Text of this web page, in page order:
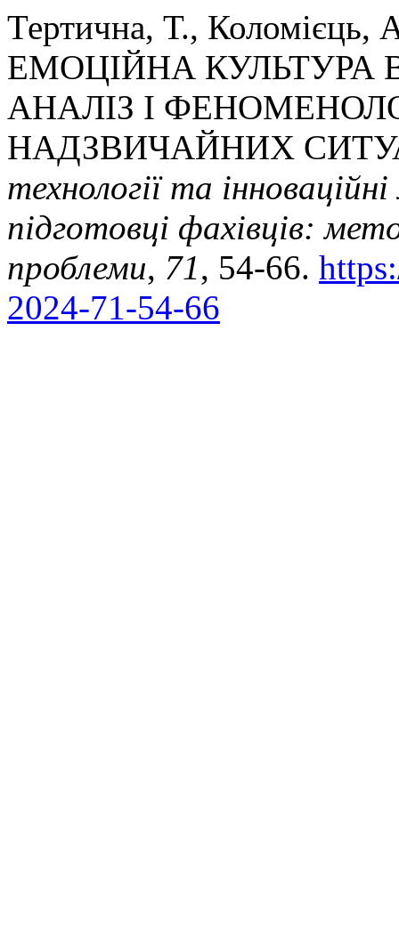
Тертична, Т.,
ЕМОЦІЙНА КУЛЬТУРА
АНАЛІЗ І
НАДЗВИЧАЙНИХ
технології та
підготовці фахівців:
проблеми, 71, 54-66.
2024-71-54-66